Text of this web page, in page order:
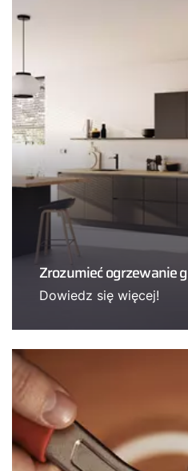
Zrozumieć ogrzewanie
Dowiedz się więcej!